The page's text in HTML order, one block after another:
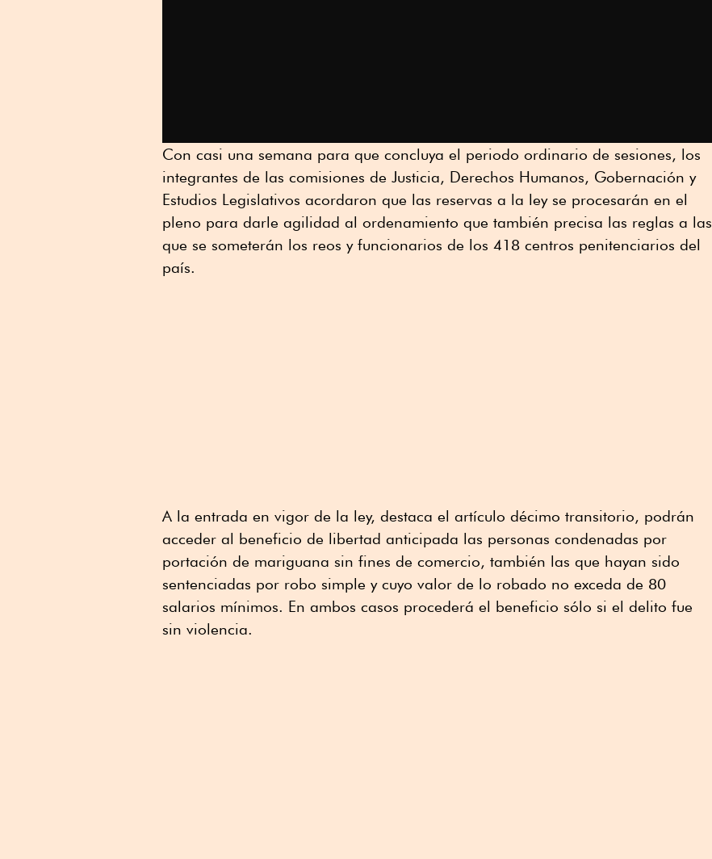
Con casi una semana para que concluya el periodo ordinario de sesiones, los
integrantes de las comisiones de Justicia, Derechos Humanos, Gobernación y
Estudios Legislativos acordaron que las reservas a la ley se procesarán en el
pleno para darle agilidad al ordenamiento que también precisa las reglas a las
que se someterán los reos y funcionarios de los 418 centros penitenciarios del
país.
A la entrada en vigor de la ley, destaca el artículo décimo transitorio, podrán
acceder al beneficio de libertad anticipada las personas condenadas por
portación de mariguana sin fines de comercio, también las que hayan sido
sentenciadas por robo simple y cuyo valor de lo robado no exceda de 80
salarios mínimos. En ambos casos procederá el beneficio sólo si el delito fue
sin violencia.